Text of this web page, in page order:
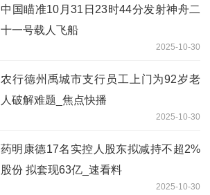
中国瞄准10月31日23时44分发射神舟二
十一号载人飞船
2025-10-30
农行德州禹城市支行员工上门为92岁老
人破解难题_焦点快播
2025-10-30
药明康德17名实控人股东拟减持不超2%
股份 拟套现63亿_速看料
2025-10-30